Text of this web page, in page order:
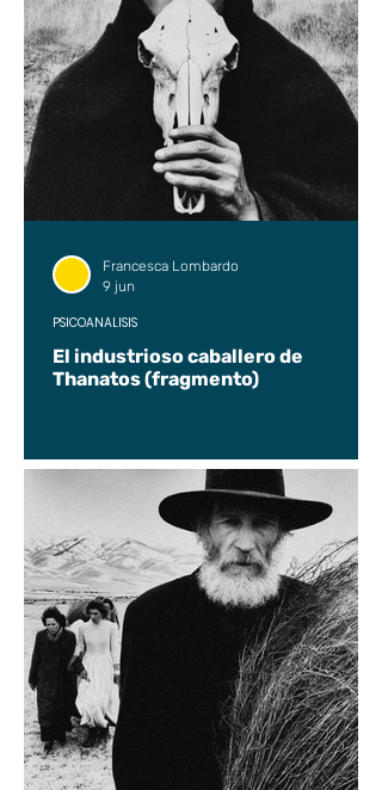
El industrioso caballero de
Thanatos (fragmento)
PSICOANÁLISIS
Francesca Lombardo
9 jun